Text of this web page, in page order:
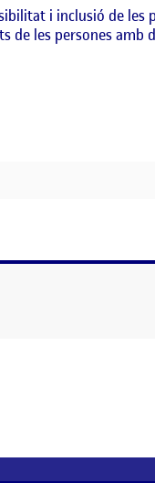
i inclusió de les
de les persones